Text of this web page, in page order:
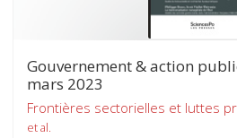
Gouvernement & action
mars 2023
Frontières sectorielles et luttes
et al.